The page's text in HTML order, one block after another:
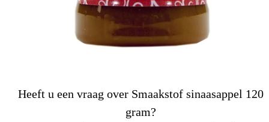
Heeft u een vraag over Smaakstof sinaasappel 120
gram?